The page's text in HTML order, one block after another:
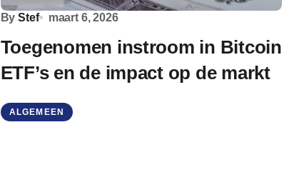
By Stef maart 6, 2026
Toegenomen instroom in Bitcoin
ETF’s en de impact op de markt
ALGEMEEN